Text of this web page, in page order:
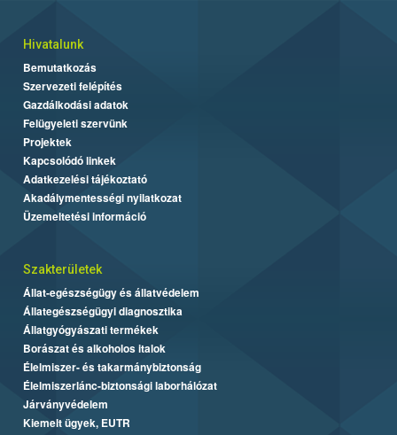
Hivatalunk
Bemutatkozás
Szervezeti felépítés
Gazdálkodási adatok
Felügyeleti szervünk
Projektek
Kapcsolódó linkek
Adatkezelési tájékoztató
Akadálymentességi nyilatkozat
Üzemeltetési információ
Szakterületek
Állat-egészségügy és állatvédelem
Állategészségügyi diagnosztika
Állatgyógyászati termékek
Borászat és alkoholos italok
Élelmiszer- és takarmánybiztonság
Élelmiszerlánc-biztonsági laborhálózat
Járványvédelem
Kiemelt ügyek, EUTR